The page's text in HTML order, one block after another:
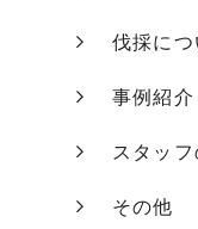
伐採につ
事例紹介
スタッフ
その他